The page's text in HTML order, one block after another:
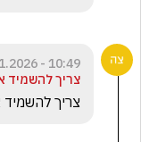
10:49 - 12.01.2026
צריך להשמיד
צריך